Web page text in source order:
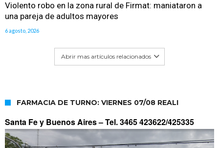
Violento robo en la zona rural de Firmat: maniataron a
una pareja de adultos mayores
6 agosto, 2026
Abrir mas artículos relacionados
FARMACIA DE TURNO: VIERNES 07/08 REALI
Santa Fe y Buenos Aires –Tel. 3465 423622/425335